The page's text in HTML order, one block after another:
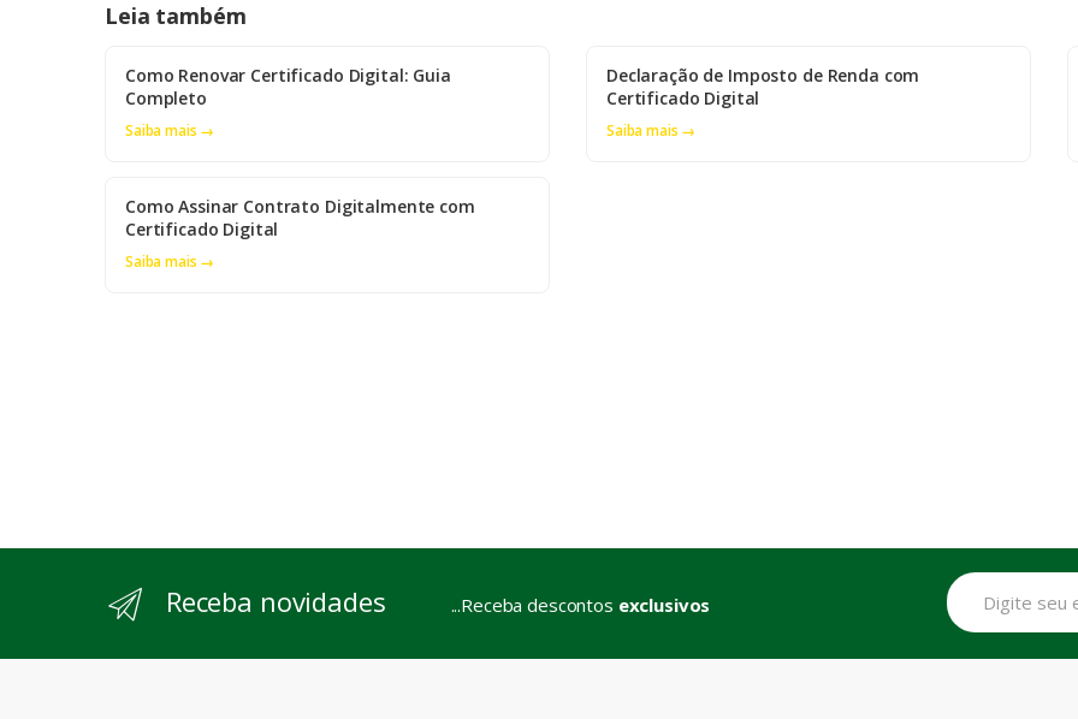
Leia também
Como Renovar Certificado Digital: Guia
Completo
Saiba mais →
Declaração de Imposto de Renda com
Certificado Digital
Saiba mais →
Como Assinar Contrato Digitalmente com
Certificado Digital
Saiba mais →
Receba novidades ...Receba descontos exclusivos